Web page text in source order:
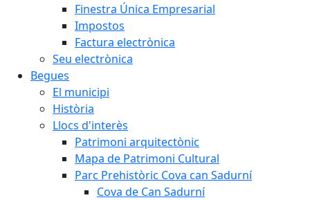
Finestra Única Empresarial
Impostos
Factura electrònica
Seu electrònica
Begues
El municipi
Història
Llocs d'interès
Patrimoni arquitectònic
Mapa de Patrimoni Cultural
Parc Prehistòric Cova can Sadurní
Cova de Can Sadurní